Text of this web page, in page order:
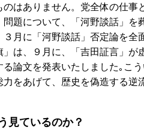
はありません。党全体の仕事
題について、「河野談話」を
月に「河野談話」否定論を全
は、９月に、「吉田証言」が
論文を発表いたしました｡こ
をあげて、歴史を偽造する逆
見ているのか？